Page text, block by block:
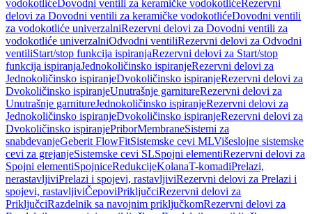
vodokotlićeDovodni ventili za keramičke vodokotlićeRezervni
delovi za Dovodni ventili za keramičke vodokotlićeDovodni ventili
za vodokotliće univerzalniRezervni delovi za Dovodni ventili za
vodokotliće univerzalniOdvodni ventiliRezervni delovi za Odvodni
ventiliStart/stop funkcija ispiranjaRezervni delovi za Start/stop
funkcija ispiranjaJednokoličinsko ispiranjeRezervni delovi za
Jednokoličinsko ispiranjeDvokoličinsko ispiranjeRezervni delovi za
Dvokoličinsko ispiranjeUnutrašnje garnitureRezervni delovi za
Unutrašnje garnitureJednokoličinsko ispiranjeRezervni delovi za
Jednokoličinsko ispiranjeDvokoličinsko ispiranjeRezervni delovi za
Dvokoličinsko ispiranjePriborMembraneSistemi za
snabdevanjeGeberit FlowFitSistemske cevi MLVišeslojne sistemske
cevi za grejanjeSistemske cevi SLSpojni elementiRezervni delovi za
Spojni elementiSpojniceRedukcijeKolanaT-komadiPrelazi,
nerastavljiviPrelazi i spojevi, rastavljiviRezervni delovi za Prelazi i
spojevi, rastavljiviČepoviPriključciRezervni delovi za
PriključciRazdelnik sa navojnim priključkomRezervni delovi za